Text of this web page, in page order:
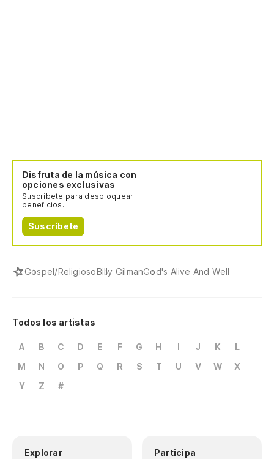
Disfruta de la música con
opciones exclusivas
Suscríbete para desbloquear
beneficios.
Suscríbete
Gospel/ReligiosoBilly GilmanGod's Alive And Well
Todos los artistas
A B C D E F G H I J K
L
M
N O P Q R S T U V W
X
Y
Z #
Explorar Participa